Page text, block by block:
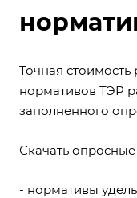
Точная стоимость
нормативов ТЭР
заполненного
Скачать опросные
- нормативы